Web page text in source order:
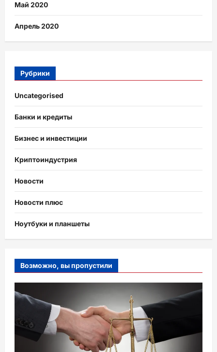
Май 2020
Апрель 2020
Рубрики
Uncategorised
Банки и кредиты
Бизнес и инвестиции
Криптоиндустрия
Новости
Новости плюс
Ноутбуки и планшеты
Возможно, вы пропустили